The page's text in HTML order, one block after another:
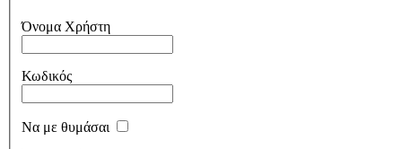
Όνομα Χρήστη
Κωδικός
Να με θυμάσαι